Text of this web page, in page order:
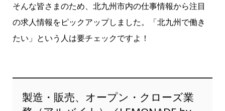
そんな皆さまのため、北九州市内の仕事情報から注目
の求人情報をピックアップしました。「北九州で働き
たい」という人は要チェックですよ！
製造・販売、オープン・クローズ業